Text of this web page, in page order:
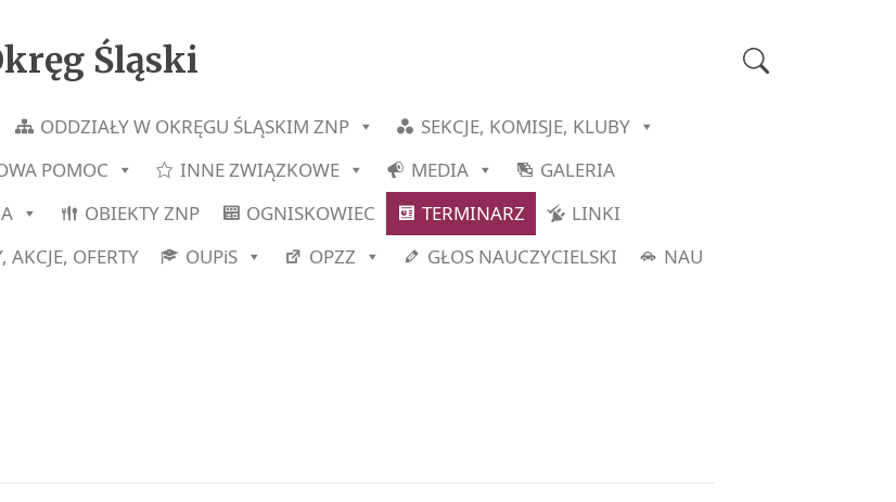
Śląski
ODDZIAŁY W OKRĘGU ŚLĄSKIM ZNP
SEKCJE, KOMISJE, KLUBY
POMOC INNE ZWIĄZKOWE MEDIA
GALERIA
OBIEKTY ZNP OGNISKOWIEC TERMINARZ
LINKI
AKCJE, OFERTY OUPiS OPZZ GŁOS NAUCZYCIELSKI
NAU